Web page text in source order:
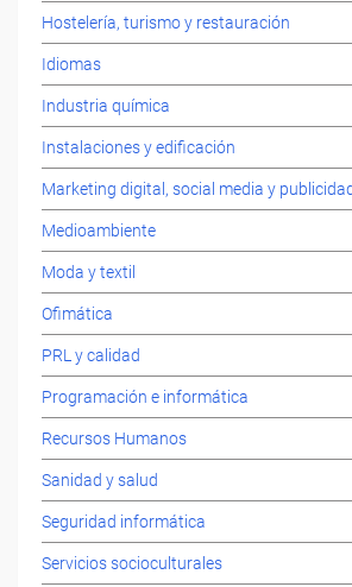
Hostelería, turismo y restauración
Idiomas
Industria química
Instalaciones y edificación
Marketing digital, social media y
Medioambiente
Moda y textil
Ofimática
PRL y calidad
Programación e informática
Recursos Humanos
Sanidad y salud
Seguridad informática
Servicios socioculturales